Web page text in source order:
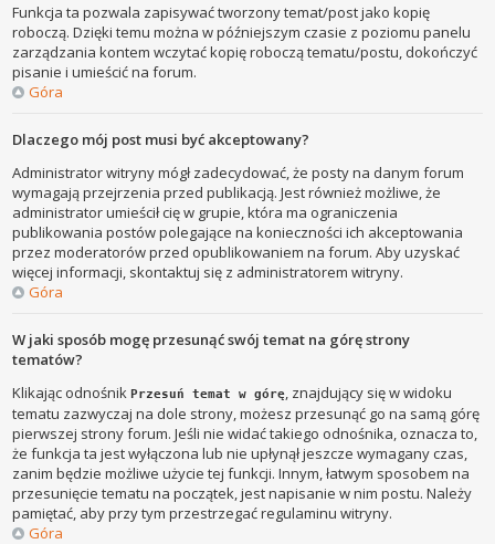
Funkcja ta pozwala zapisywać tworzony temat/post jako kopię
roboczą. Dzięki temu można w późniejszym czasie z poziomu panelu
zarządzania kontem wczytać kopię roboczą tematu/postu, dokończyć
pisanie i umieścić na forum.
Góra
Dlaczego mój post musi być akceptowany?
Administrator witryny mógł zadecydować, że posty na danym forum
wymagają przejrzenia przed publikacją. Jest również możliwe, że
administrator umieścił cię w grupie, która ma ograniczenia
publikowania postów polegające na konieczności ich akceptowania
przez moderatorów przed opublikowaniem na forum. Aby uzyskać
więcej informacji, skontaktuj się z administratorem witryny.
Góra
W jaki sposób mogę przesunąć swój temat na górę strony
tematów?
Klikając odnośnikPrzesuń temat w górę, znajdujący się w widoku
tematu zazwyczaj na dole strony, możesz przesunąć go na samą górę
pierwszej strony forum. Jeśli nie widać takiego odnośnika, oznacza to,
że funkcja ta jest wyłączona lub nie upłynął jeszcze wymagany czas,
zanim będzie możliwe użycie tej funkcji. Innym, łatwym sposobem na
przesunięcie tematu na początek, jest napisanie w nim postu. Należy
pamiętać, aby przy tym przestrzegać regulaminu witryny.
Góra